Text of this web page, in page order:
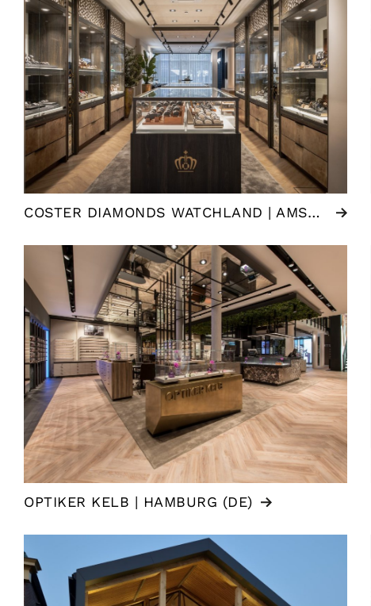
COSTER DIAMONDS WATCHLAND | AMSTERDAM (NL)
OPTIKER KELB | HAMBURG (DE)